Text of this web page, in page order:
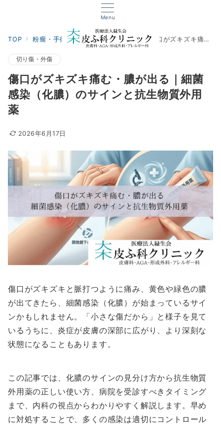
Menu
TOP 粉瘤・手術・外傷 切り傷・外傷 傷口がズキズキ痛む・膿が出る｜細菌感染（化膿）のサインと抗生物質外用薬
切り傷・外傷
傷口がズキズキ痛む・膿が出る｜細菌
感染（化膿）のサインと抗生物質外用
薬
2026年6月17日
傷口がズキズキと脈打つように痛み、黄色や緑色の膿
が出てきたら、細菌感染（化膿）が始まっているサイ
ンかもしれません。「小さな傷だから」と様子を見て
いるうちに、炎症が皮膚の深部に広がり、より深刻な
状態になることもあります。
この記事では、化膿のサインの見分け方から抗生物質
外用薬の正しい使い方、病院を受診すべきタイミング
まで、内科の視点からわかりやすく解説します。早め
に対処することで、多くの感染は適切にコントロール